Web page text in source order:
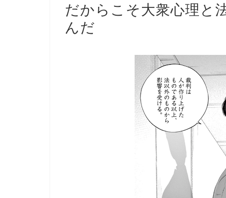
だからこそ大衆心理と
んだ